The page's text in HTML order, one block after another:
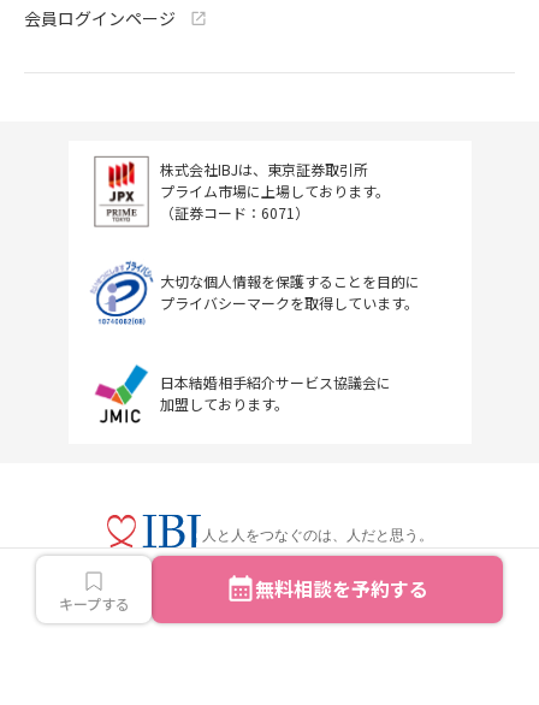
キープする 無料相談を予約する
会員ログインページ
株式会社IBJは、東京証券取引所
プライム市場に上場しております。
（証券コード：6071）
大切な個人情報を保護することを目的に
プライバシーマークを取得しています。
日本結婚相手紹介サービス協議会に
加盟しております。
人と人をつなぐのは、人だと思う。